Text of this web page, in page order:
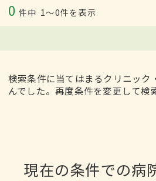
0 件中 1〜0件を表示
検索条件に当てはまるクリニック
んでした。再度条件を変更して検
現在の条件での病